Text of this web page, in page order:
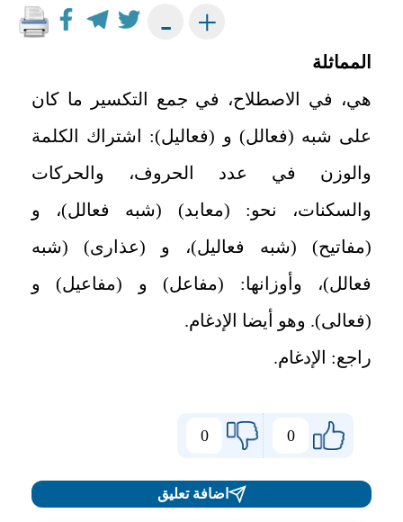
+
-
المماثلة
هي، في الاصطلاح، في جمع التكسير ما كان
على شبه (فعالل) و (فعاليل): اشتراك الكلمة
والوزن في عدد الحروف، والحركات
والسكنات، نحو: (معابد) (شبه فعالل)، و
(مفاتيح) (شبه فعاليل)، و (عذارى) (شبه
فعالل)، وأوزانها: (مفاعل) و (مفاعيل) و
(فعالى). وهو أيضا الإدغام.
راجع: الإدغام.
0
0
اضافة تعليق